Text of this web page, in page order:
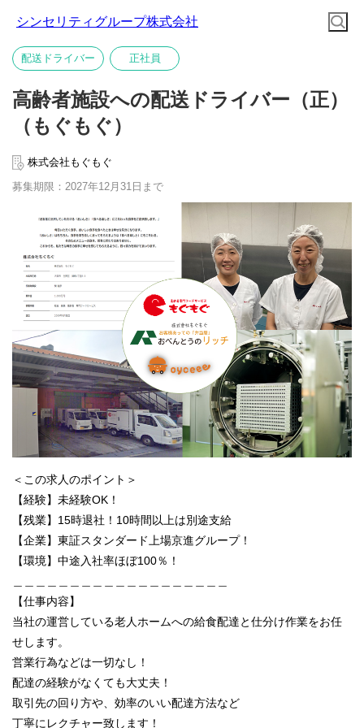
シンセリティグループ株式会社
配送ドライバー 正社員
高齢者施設への配送ドライバー（正）
（もぐもぐ）
株式会社もぐもぐ
募集期限：2027年12月31日まで
＜この求人のポイント＞
【経験】未経験OK！
【残業】15時退社！10時間以上は別途支給
【企業】東証スタンダード上場京進グループ！
【環境】中途入社率ほぼ100％！
【仕事内容】
当社の運営している老人ホームへの給食配達と仕分け作業をお任
せします。
営業行為などは一切なし！
配達の経験がなくても大丈夫！
取引先の回り方や、効率のいい配達方法など
丁寧にレクチャー致します！